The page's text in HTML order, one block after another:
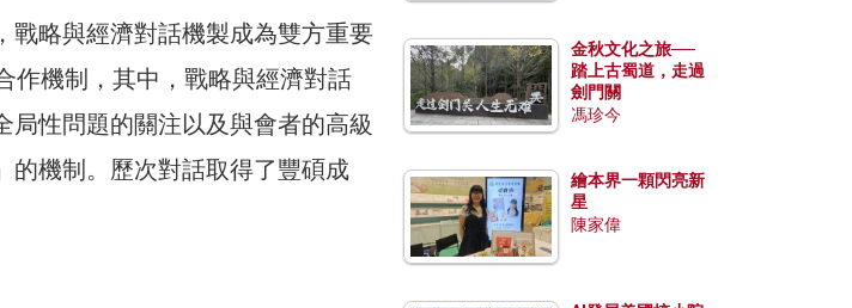
戰略與經濟對話機製成為雙方重要
作機制，其中，戰略與經濟對話
性問題的關注以及與會者的高級
的機制。歷次對話取得了豐碩成
金秋文化之旅──
踏上古蜀道，走過
劍門關
馮珍今
繪本界一顆閃亮新
星
陳家偉